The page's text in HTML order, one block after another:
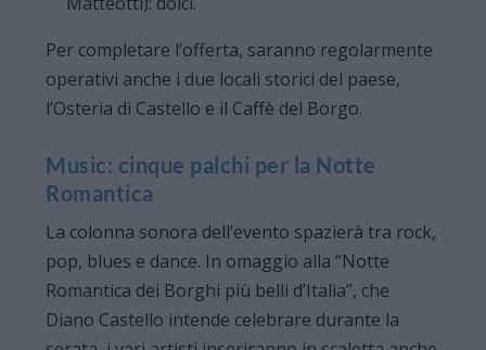
Per completare l’offerta, saranno regolarmente
operativi anche i due locali storici del paese,
l’Osteria di Castello e il Caffè del Borgo.
Music: cinque palchi per la Notte
Romantica
La colonna sonora dell’evento spazierà tra rock,
pop, blues e dance. In omaggio alla “Notte
Romantica dei Borghi più belli d’Italia”, che
Diano Castello intende celebrare durante la